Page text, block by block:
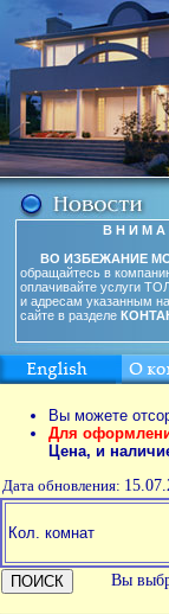
В Н И М А
ВО ИЗБЕЖАНИЕ
обращайтесь в
оплачивайте услуги
и адресам указанным
сайте в разделе
Вы можете
Для
Цена, и
Дата обновления:
Кол. комнат
Вы